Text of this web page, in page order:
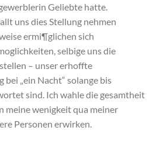
Geliebte hatte.
uns dies Stellung nehmen
ermi¶glichen sich
selbige uns die
– unser erhoffte
bei „ein Nacht“ solange bis
sind. Ich wahle die gesamtheit
meine wenigkeit qua meiner
Personen erwirken.